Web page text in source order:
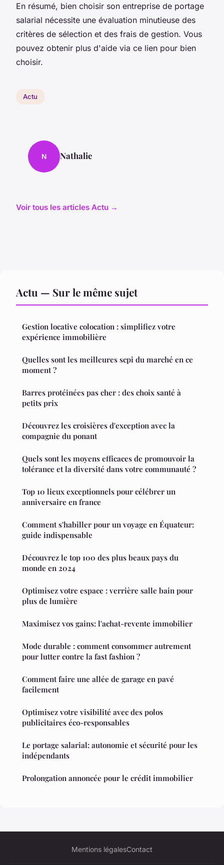
En résumé, bien choisir son entreprise de portage
salarial nécessite une évaluation minutieuse des
critères de sélection et des frais de gestion. Vous
pouvez obtenir plus d'aide via ce lien pour bien
choisir.
Actu
N Nathalie
Voir tous les articles Actu →
Actu — Sur le même sujet
Gestion locative colocation : simplifiez votre
expérience immobilière
Quelles sont les meilleures scpi du marché en ce
moment ?
Barres protéinées pas cher : des choix santé à
petits prix
Découvrez les croisières d'exception avec la
compagnie du ponant
Quels sont les moyens efficaces de promouvoir la
tolérance et la diversité dans votre communauté ?
Top 10 lieux exceptionnels pour célébrer un
anniversaire en france
Comment s'habiller pour un voyage en Équateur:
guide indispensable
Découvrez le top 100 des plus beaux pays du
monde en 2024
Optimisez votre espace : verrière salle bain pour
plus de lumière
Maximisez vos gains: l'achat-revente immobilier
Mode durable : comment consommer autrement
pour lutter contre la fast fashion ?
Comment faire une allée de garage en pavé
facilement
Optimisez votre visibilité avec des polos
publicitaires éco-responsables
Le portage salarial: autonomie et sécurité pour les
indépendants
Prolongation annoncée pour le crédit immobilier
Mentions légalesContact